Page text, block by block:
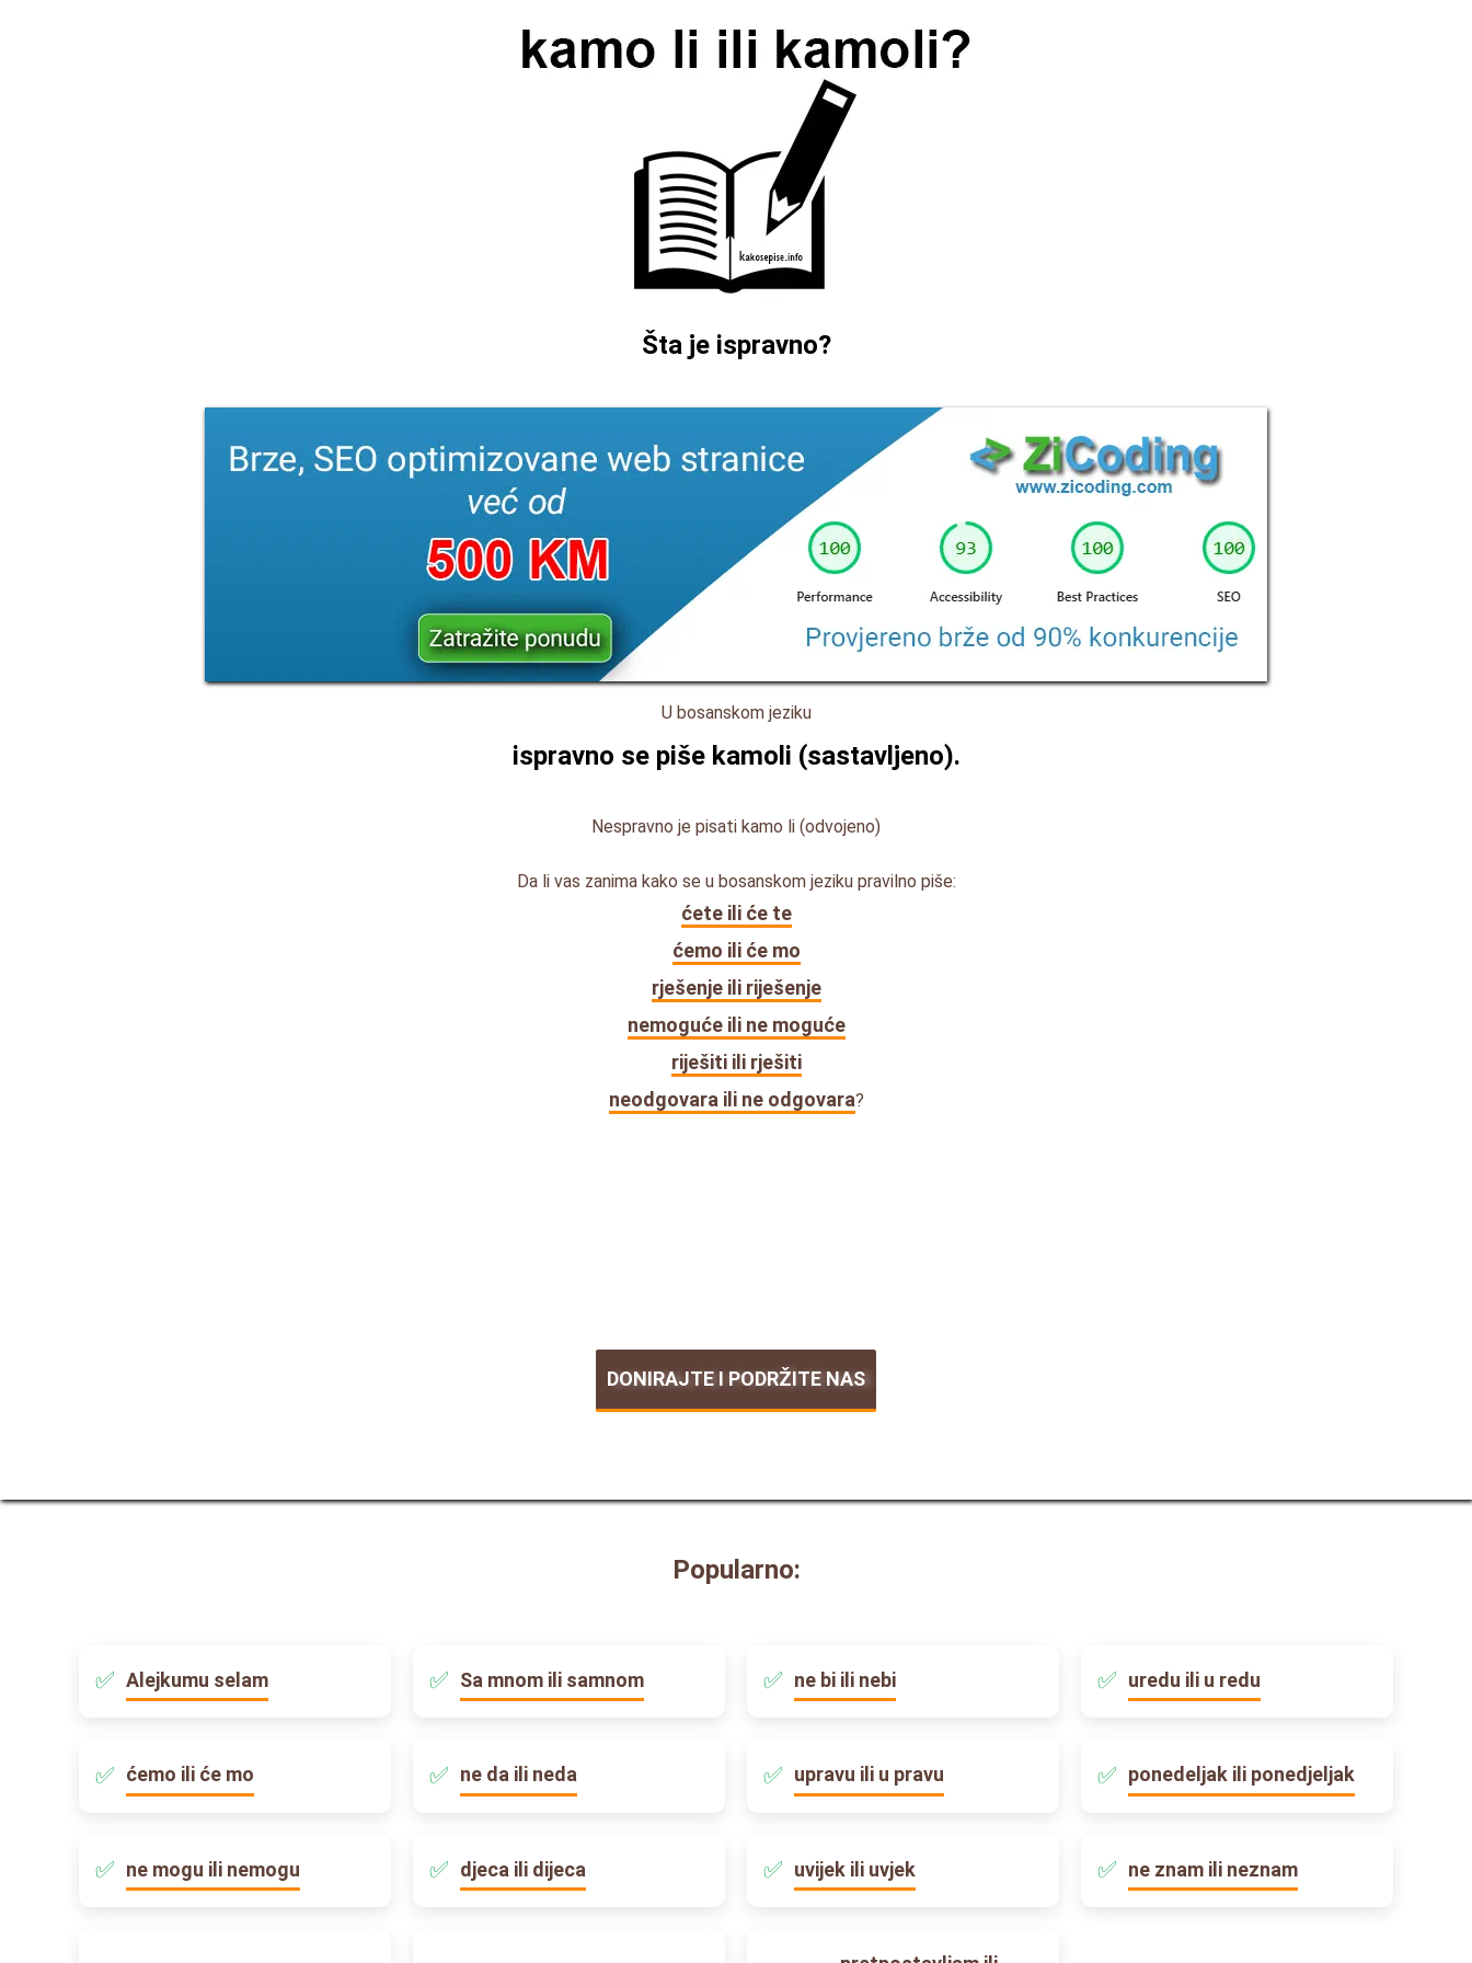
Šta je ispravno?
U bosanskom jeziku
ispravno se piše kamoli (sastavljeno).
Nespravno je pisati kamo li (odvojeno)
Da li vas zanima kako se u bosanskom jeziku pravilno piše:
ćete ili će te
ćemo ili će mo
rješenje ili riješenje
nemoguće ili ne moguće
riješiti ili rješiti
neodgovara ili ne odgovara?
DONIRAJTE I PODRŽITE NAS
Popularno:
Alejkumu selam Sa mnom ili samnom ne bi ili nebi uredu ili u redu
ćemo ili će mo ne da ili neda upravu ili u pravu ponedeljak ili ponedjeljak
ne mogu ili nemogu djeca ili dijeca uvijek ili uvjek ne znam ili neznam